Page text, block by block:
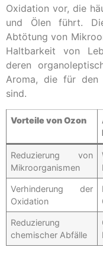
Oxidation vor, die
und Ölen führt.
Abtötung von
Haltbarkeit von
deren
Aroma, die für den
sind.
Vorteile von Ozon
Reduzierung von
Mikroorganismen
Verhinderung der
Oxidation
Reduzierung
chemischer Abfälle